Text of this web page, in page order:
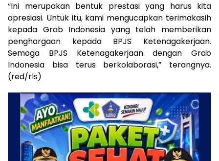
“Ini merupakan bentuk prestasi yang harus kita
apresiasi. Untuk itu, kami mengucapkan terimakasih
kepada Grab Indonesia yang telah memberikan
penghargaan kepada BPJS Ketenagakerjaan.
Semoga BPJS Ketenagakerjaan dengan Grab
Indonesia bisa terus berkolaborasi,” terangnya.
(red/rls)